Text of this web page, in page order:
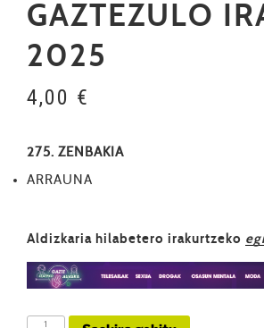
GAZTEZULO
2025
4,00 €
275. ZENBAKIA
ARRAUNA
Aldizkaria hilabetero irakurtzeko
GAZTEZULO